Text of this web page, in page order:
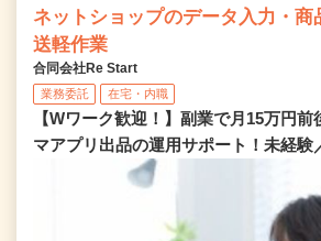
ネットショップのデータ入力・商
送軽作業
合同会社Re Start
業務委託 在宅・内職
【Wワーク歓迎！】副業で月15万円前
マアプリ出品の運用サポート！未経験